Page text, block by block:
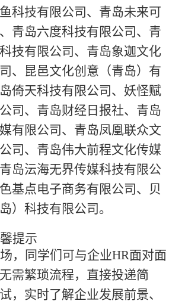
科技有限公司、青岛未来可
青岛六度科技有限公司、青
技有限公司、青岛象迦文化
、昆邑文化创意（青岛）有
倚天科技有限公司、妖怪赋
司、青岛财经日报社、青岛
有限公司、青岛凤凰联众文
司、青岛伟大前程文化传媒
岛沄海无界传媒科技有限公
基点电子商务有限公司、贝
）科技有限公司。
提示
，同学们可与企业HR面对面
需繁琐流程，直接投递简
，实时了解企业发展前景、